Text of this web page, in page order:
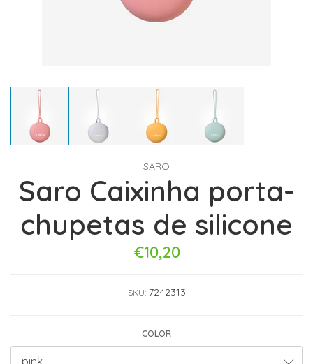
SARO
Saro Caixinha porta-
chupetas de silicone
€10,20
SKU: 7242313
COLOR